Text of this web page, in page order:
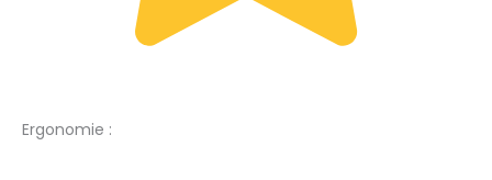
Ergonomie :